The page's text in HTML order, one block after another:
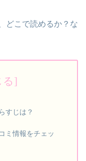
どこで読めるか？な
すじは？
ミ情報をチェッ